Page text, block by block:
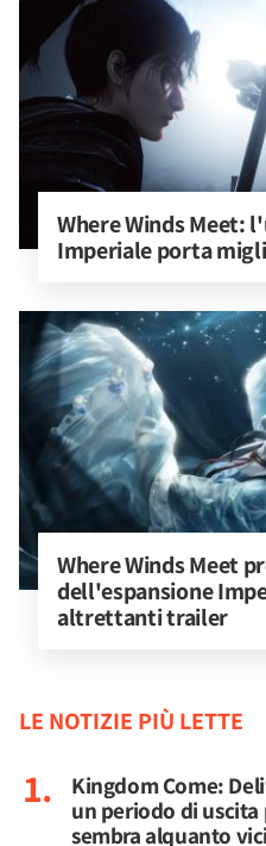
Where Winds Meet:
Imperiale porta
Where Winds Meet
dell'espansione
altrettanti trailer
LE NOTIZIE PIÙ LETTE
Kingdom Come:
un periodo di
sembra alquanto